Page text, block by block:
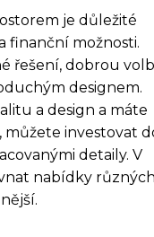
je důležité
finanční možnosti.
řešení, dobrou
designem.
a design a máte
investovat
detaily. V
nabídky